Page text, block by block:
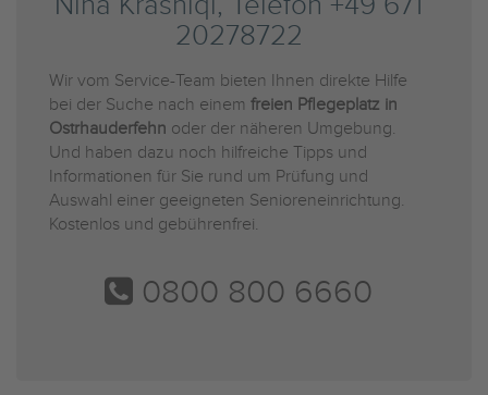
20278722
Wir vom Service-Team bieten Ihnen direkte Hilfe
bei der Suche nach einem freien Pflegeplatz in
Ostrhauderfehn oder der näheren Umgebung.
Und haben dazu noch hilfreiche Tipps und
Informationen für Sie rund um Prüfung und
Auswahl einer geeigneten Senioreneinrichtung.
Kostenlos und gebührenfrei.
0800 800 6660